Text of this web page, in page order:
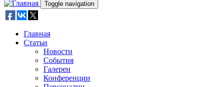
Toggle navigation
Главная
Статьи
Новости
События
Галереи
Конференции